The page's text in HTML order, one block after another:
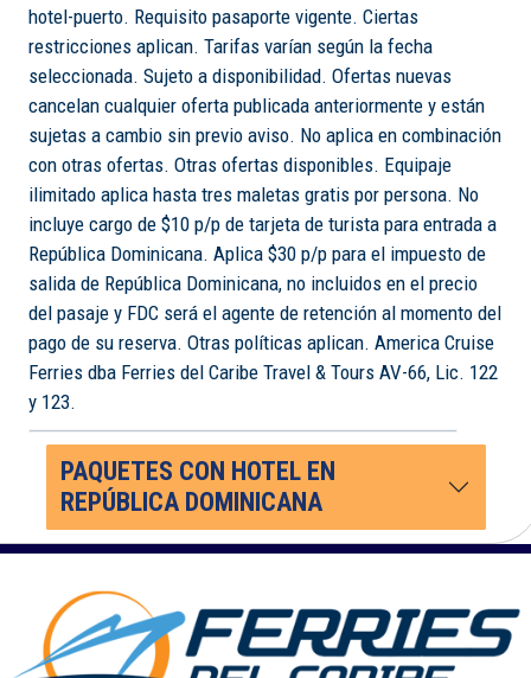
hotel-puerto. Requisito pasaporte vigente. Ciertas
restricciones aplican. Tarifas varían según la fecha
seleccionada. Sujeto a disponibilidad. Ofertas nuevas
cancelan cualquier oferta publicada anteriormente y están
sujetas a cambio sin previo aviso. No aplica en combinación
con otras ofertas. Otras ofertas disponibles. Equipaje
ilimitado aplica hasta tres maletas gratis por persona. No
incluye cargo de $10 p/p de tarjeta de turista para entrada a
República Dominicana. Aplica $30 p/p para el impuesto de
salida de República Dominicana, no incluidos en el precio
del pasaje y FDC será el agente de retención al momento del
pago de su reserva. Otras políticas aplican. America Cruise
Ferries dba Ferries del Caribe Travel & Tours AV-66, Lic. 122
y 123.
PAQUETES CON HOTEL EN
REPÚBLICA DOMINICANA